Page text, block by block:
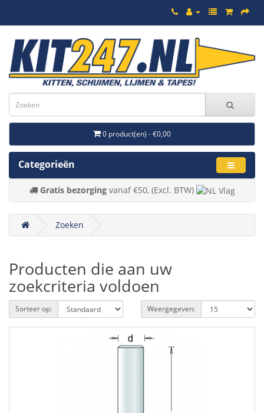
0 product(en) - €0,00
Categorieën
Gratis bezorgingvanaf €50, (Excl. BTW)
Zoeken
Producten die aan uw
zoekcriteria voldoen
Sorteer op: Weergegeven: